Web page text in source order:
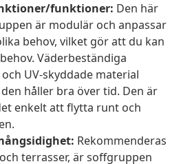
funktioner: Den här
är modulär och anpassar
behov, vilket gör att du kan
Väderbeständiga
UV-skyddade material
håller bra över tid. Den är
enkelt att flytta runt och
Rekommenderas
terrasser, är soffgruppen